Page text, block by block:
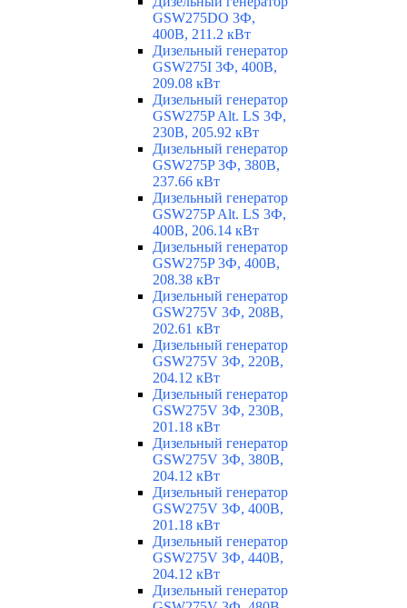
GSW275DO 3Ф,
400В, 211.2 кВт
Дизельный генератор
GSW275I 3Ф, 400В,
209.08 кВт
Дизельный генератор
GSW275P Alt. LS 3Ф,
230В, 205.92 кВт
Дизельный генератор
GSW275P 3Ф, 380В,
237.66 кВт
Дизельный генератор
GSW275P Alt. LS 3Ф,
400В, 206.14 кВт
Дизельный генератор
GSW275P 3Ф, 400В,
208.38 кВт
Дизельный генератор
GSW275V 3Ф, 208В,
202.61 кВт
Дизельный генератор
GSW275V 3Ф, 220В,
204.12 кВт
Дизельный генератор
GSW275V 3Ф, 230В,
201.18 кВт
Дизельный генератор
GSW275V 3Ф, 380В,
204.12 кВт
Дизельный генератор
GSW275V 3Ф, 400В,
201.18 кВт
Дизельный генератор
GSW275V 3Ф, 440В,
204.12 кВт
Дизельный генератор